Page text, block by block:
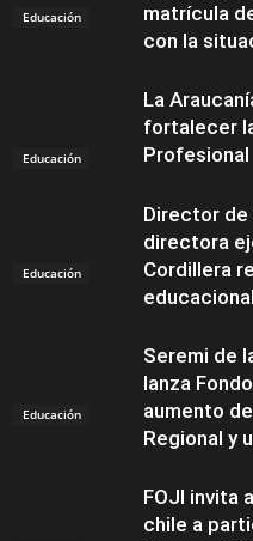
Educación
matrícula
con la
Educación
La
fortalecer
Profesional
Educación
Director de
directora
Cordillera
Educación
Seremi de
lanza
aumento
Regional y
FOJI invita
chile a